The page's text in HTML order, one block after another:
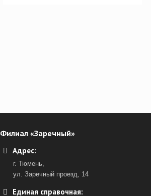
Филиал «Заречный»
Адрес:
г. Тюмень,
ул. Заречный проезд, 14
Единая справочная: